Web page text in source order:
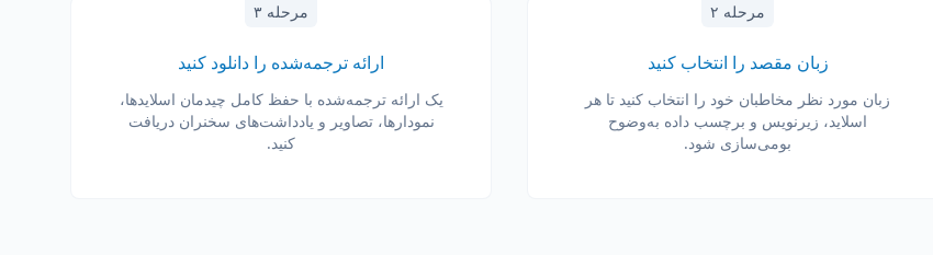
مرحله ۲
زبان مقصد را انتخاب کنید
زبان مورد نظر مخاطبان خود را انتخاب کنید تا هر
اسلاید، زیرنویس و برچسب داده به‌وضوح
بومی‌سازی شود.
مرحله ۳
ارائه ترجمه‌شده را دانلود کنید
یک ارائه ترجمه‌شده با حفظ کامل چیدمان اسلایدها،
نمودارها، تصاویر و یادداشت‌های سخنران دریافت
کنید.